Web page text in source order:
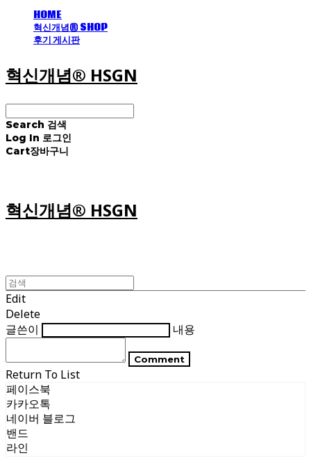
HOME
혁신개념® SHOP
후기 게시판
혁신개념® HSGN
Search 검색
Log In 로그인
Cart장바구니
혁신개념® HSGN
Edit
Delete
글쓴이
내용
Comment
Return To List
페이스북
카카오톡
네이버 블로그
밴드
라인